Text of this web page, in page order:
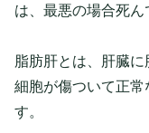
は、最悪の場合死ん
脂肪肝とは、肝臓
細胞が傷ついて正
す。